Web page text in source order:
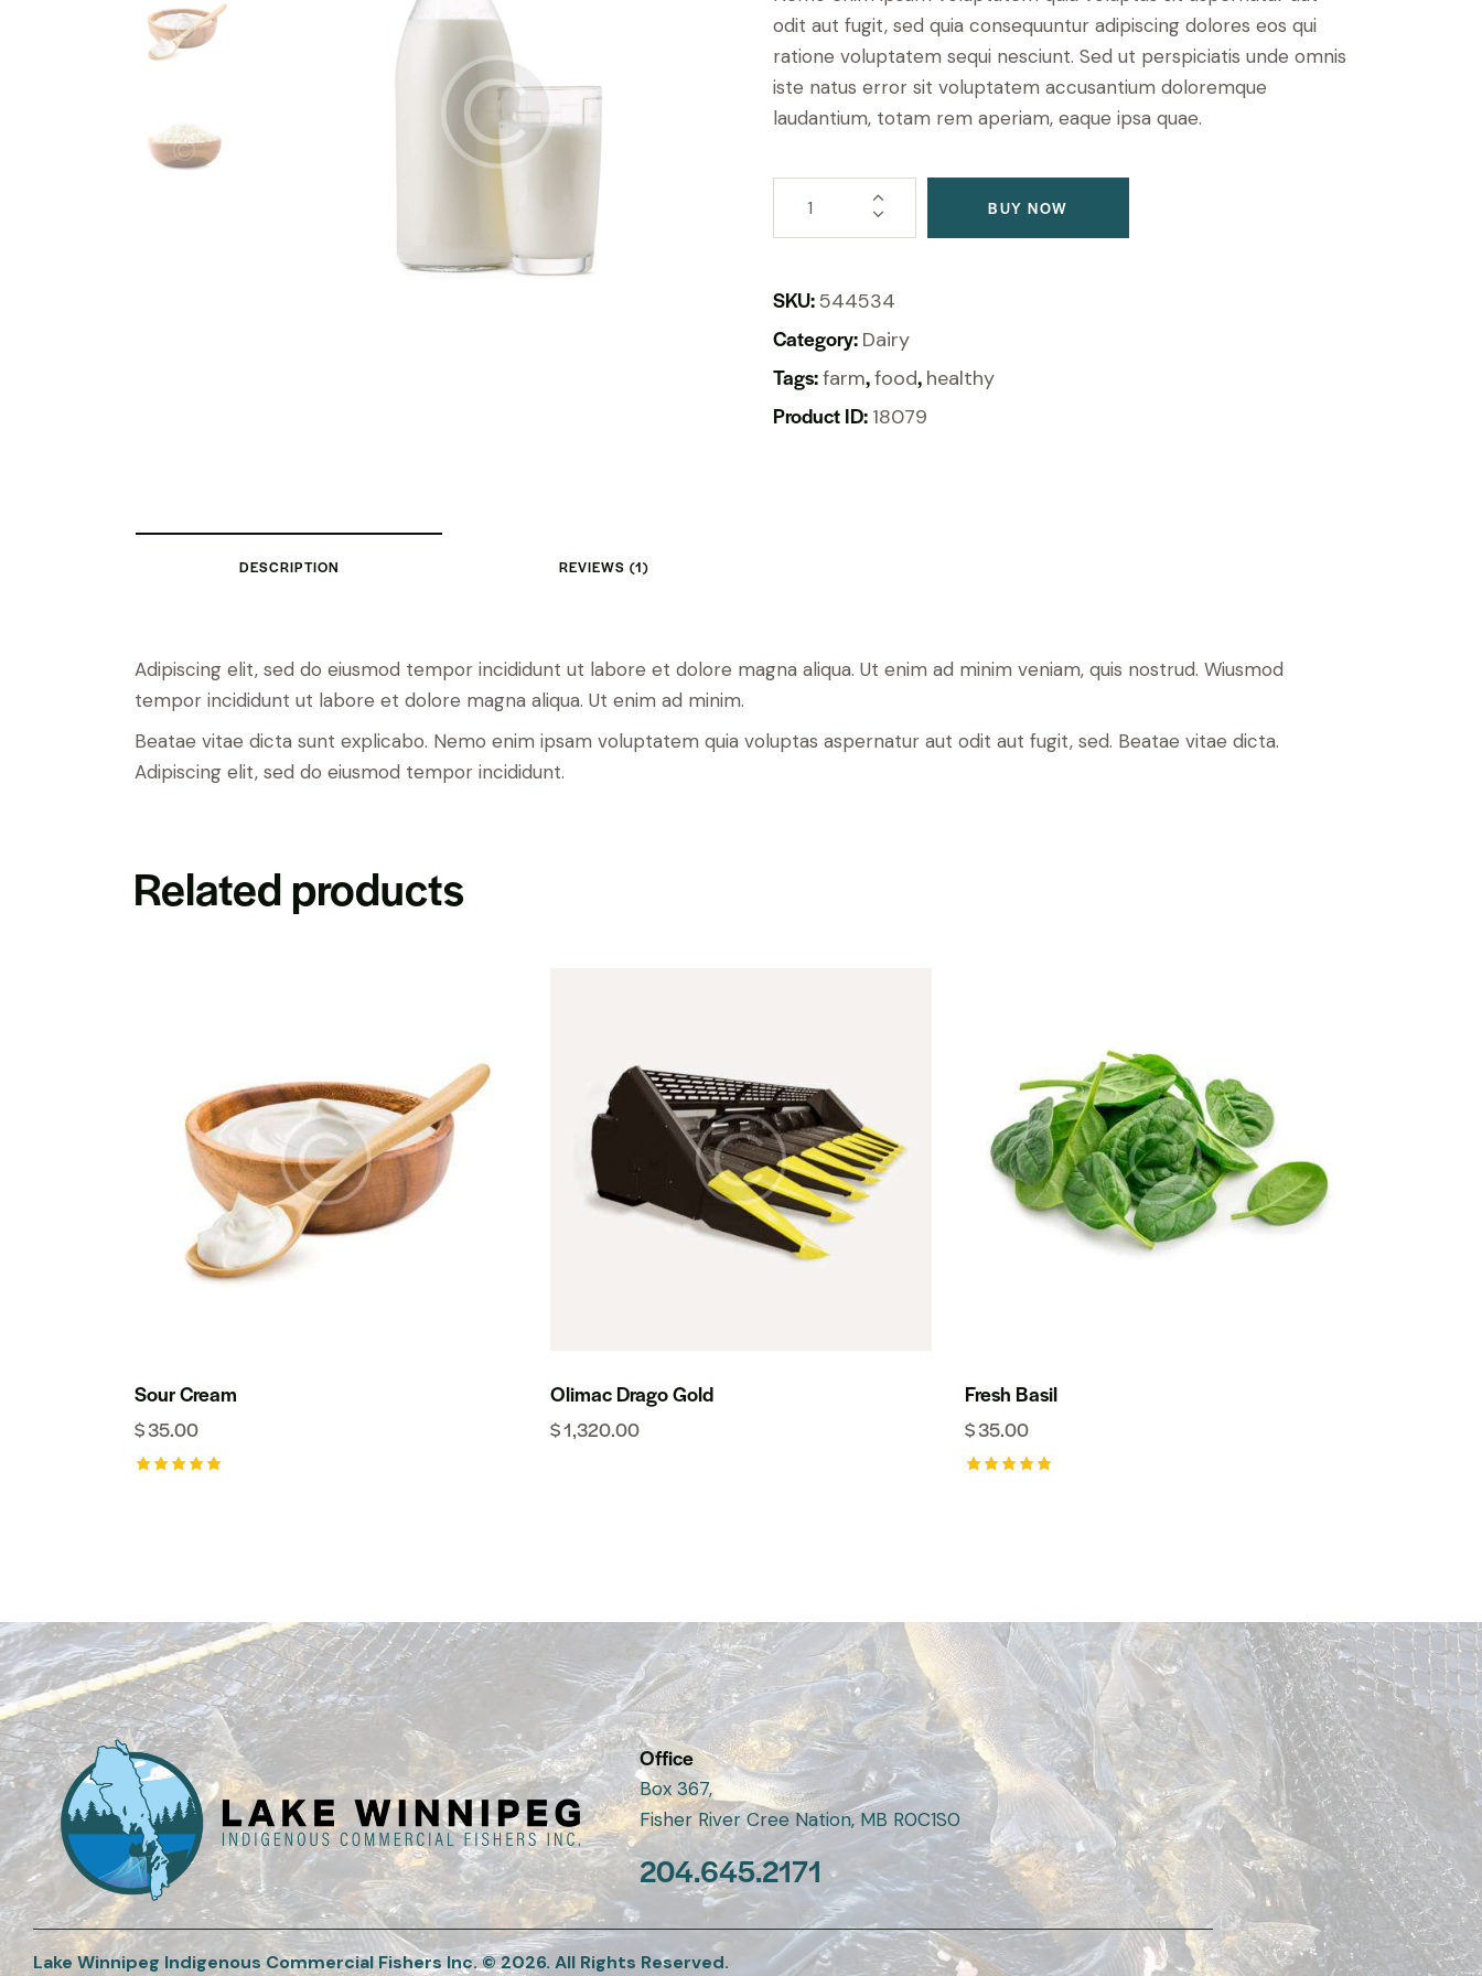
on
custome
r rating
odit aut fugit, sed quia consequuntur adipiscing dolores eos qui
ratione voluptatem sequi nesciunt. Sed ut perspiciatis unde omnis
iste natus error sit voluptatem accusantium doloremque
laudantium, totam rem aperiam, eaque ipsa quae.
BUY NOW
SKU:544534
Category: Dairy
Tags:farm,food, healthy
Product ID: 18079
DESCRIPTION REVIEWS (1)
Adipiscing elit, sed do eiusmod tempor incididunt ut labore et dolore magna aliqua. Ut enim ad minim veniam, quis nostrud. Wiusmod
tempor incididunt ut labore et dolore magna aliqua. Ut enim ad minim.
Beatae vitae dicta sunt explicabo. Nemo enim ipsam voluptatem quia voluptas aspernatur aut odit aut fugit, sed. Beatae vitae dicta.
Adipiscing elit, sed do eiusmod tempor incididunt.
Related products
Sour Cream
$35.00
Olimac Drago Gold
$1,320.00
Fresh Basil
$35.00
Office
Box 367,
Fisher River Cree Nation, MB R0C1S0
204.645.2171
Lake Winnipeg Indigenous Commercial Fishers Inc. © 2026. All Rights Reserved.